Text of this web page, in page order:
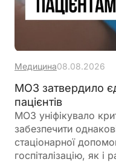
Медицина08.08.2026
МОЗ затвердило
пацієнтів
МОЗ уніфікувало
забезпечити
стаціонарної
госпіталізацію, як і